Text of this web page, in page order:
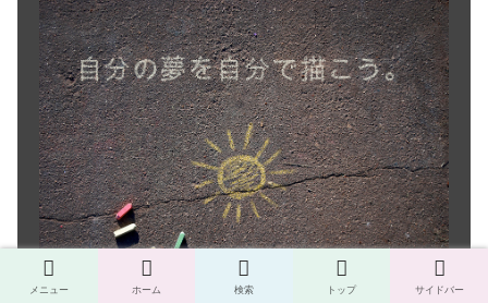
メニュー ホーム 検索 トップ サイドバー